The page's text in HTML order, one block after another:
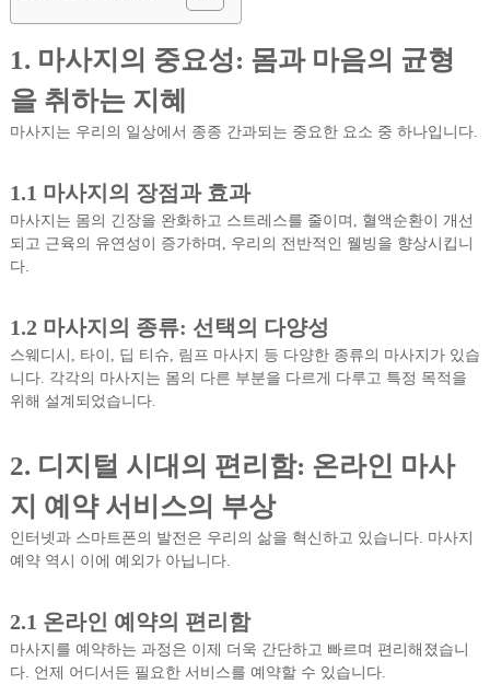
1. 마사지의 중요성: 몸과 마음의 균형
을 취하는 지혜
마사지는 우리의 일상에서 종종 간과되는 중요한 요소 중 하나입니다.
1.1 마사지의 장점과 효과
마사지는 몸의 긴장을 완화하고 스트레스를 줄이며, 혈액순환이 개선
되고 근육의 유연성이 증가하며, 우리의 전반적인 웰빙을 향상시킵니
다.
1.2 마사지의 종류: 선택의 다양성
스웨디시, 타이, 딥 티슈, 림프 마사지 등 다양한 종류의 마사지가 있습
니다. 각각의 마사지는 몸의 다른 부분을 다르게 다루고 특정 목적을
위해 설계되었습니다.
2. 디지털 시대의 편리함: 온라인 마사
지 예약 서비스의 부상
인터넷과 스마트폰의 발전은 우리의 삶을 혁신하고 있습니다. 마사지
예약 역시 이에 예외가 아닙니다.
2.1 온라인 예약의 편리함
마사지를 예약하는 과정은 이제 더욱 간단하고 빠르며 편리해졌습니
다. 언제 어디서든 필요한 서비스를 예약할 수 있습니다.